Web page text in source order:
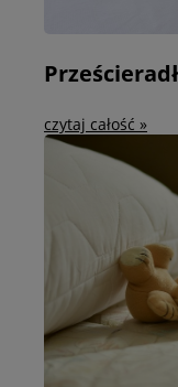
czytaj całość »